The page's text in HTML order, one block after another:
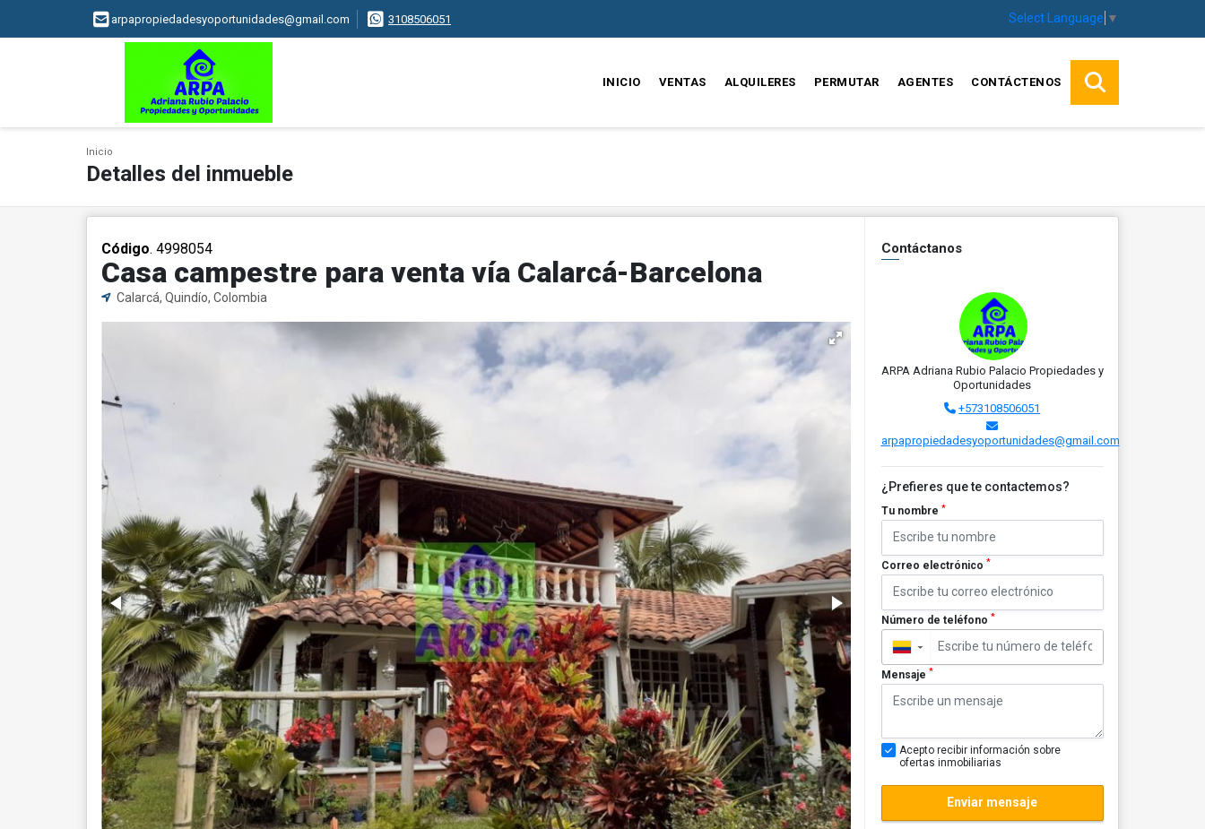
arpapropiedadesyoportunidades@gmail.com 3108506051 Select Language ▼
INICIO VENTAS ALQUILERES PERMUTAR AGENTES CONTÁCTENOS
Inicio
Detalles del inmueble
Código. 4998054
Casa campestre para venta vía Calarcá-Barcelona
Calarcá, Quindío, Colombia
Contáctanos
ARPA Adriana Rubio Palacio Propiedades y
Oportunidades
+573108506051
arpapropiedadesyoportunidades@gmail.com
¿Prefieres que te contactemos?
Tu nombre *
Correo electrónico *
Número de teléfono *
▼
Mensaje *
Acepto recibir información sobre
ofertas inmobiliarias
Enviar mensaje